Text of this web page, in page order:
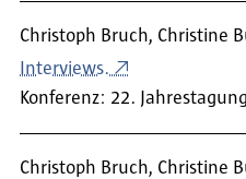
Christoph Bruch, Christine
Interviews.
Konferenz: 22.
Christoph Bruch, Christine